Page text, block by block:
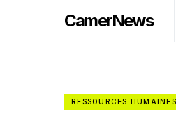
CamerNews
RESSOURCES HUMAINES